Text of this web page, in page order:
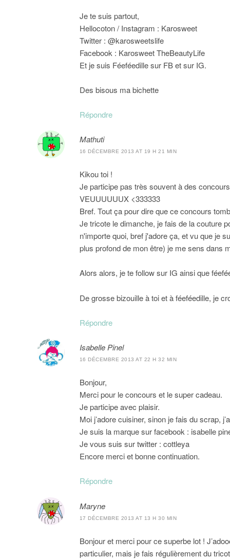
Je te suis partout,
Hellocoton / Instagram : Karosweet
Twitter : @karosweetslife
Facebook : Karosweet TheBeautyLife
Et je suis Féeféedille sur FB et sur IG.
Des bisous ma bichette
Répondre
Mathuti
16 DÉCEMBRE 2013 AT 19 H 21 MIN
Kikou toi !
Je participe pas très souvent à des
VEUUUUUUX <333333
Bref. Tout ça pour dire que ce concours
Je tricote le dimanche, je fais de la couture
n'importe quoi, bref j'adore ça, et vu que je
plus profond de mon être) je me sens dans
Alors alors, je te follow sur IG ainsi que
De grosse bizouille à toi et à féeféedille, je
Répondre
Isabelle Pinel
16 DÉCEMBRE 2013 AT 22 H 32 MIN
Bonjour,
Merci pour le concours et le super cadeau.
Je participe avec plaisir.
Moi j’adore cuisiner, sinon je fais du scrap,
Je suis la marque sur facebook : isabelle
Je vous suis sur twitter : cottleya
Encore merci et bonne continuation.
Répondre
Maryne
17 DÉCEMBRE 2013 AT 13 H 30 MIN
Bonjour et merci pour ce superbe lot !
particulier, mais je fais régulièrement du